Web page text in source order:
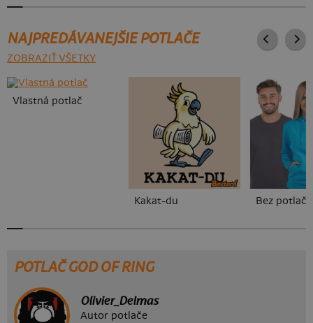
NAJPREDÁVANEJŠIE POTLAČE
ZOBRAZIŤ VŠETKY
Vlastná potlač
Kakat-du Bez potlače
POTLAČ GOD OF RING
Olivier_Delmas
Autor potlače